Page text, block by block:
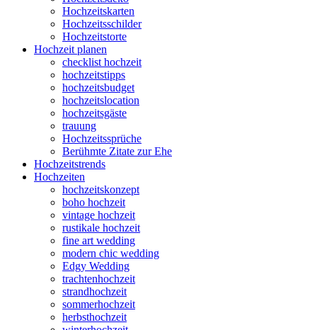
Hochzeitskarten
Hochzeitsschilder
Hochzeitstorte
Hochzeit planen
checklist hochzeit
hochzeitstipps
hochzeitsbudget
hochzeitslocation
hochzeitsgäste
trauung
Hochzeitssprüche
Berühmte Zitate zur Ehe
Hochzeitstrends
Hochzeiten
hochzeitskonzept
boho hochzeit
vintage hochzeit
rustikale hochzeit
fine art wedding
modern chic wedding
Edgy Wedding
trachtenhochzeit
strandhochzeit
sommerhochzeit
herbsthochzeit